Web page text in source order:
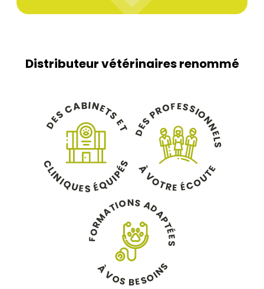
Distributeur vétérinaires renommé
D
ESCABINETS
E
T
C
L
I
NIQUES ÉQU
I
P
É
S
D
E
S
PROF ESSION
N
E
L
S
À
VOTRE ÉCOUT
E
F
O
R
M
ATIONS ADAP
T
É
E
S
À
VOS BESOI
N
S